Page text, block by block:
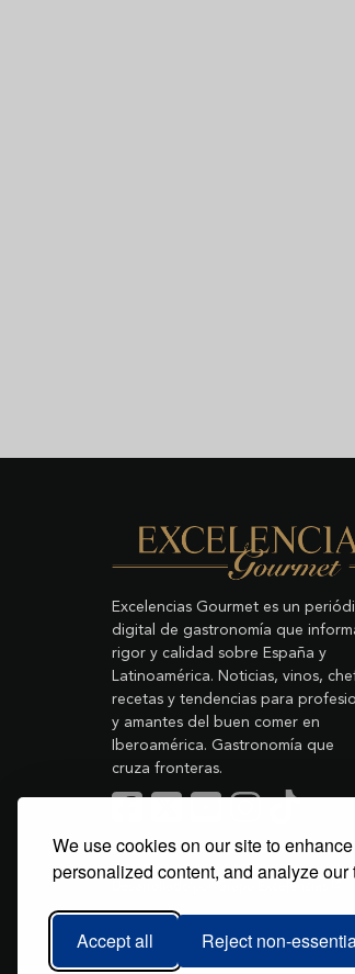
We use cookies on our site to
personalized content, and analyze our
Accept all Reject non-
Excelencias Gourmet es un
digital de gastronomía que
rigor y calidad sobre España y
Latinoamérica. Noticias, vinos,
recetas y tendencias para
y amantes del buen comer en
Iberoamérica. Gastronomía que
cruza fronteras.
Copyright © 2011-2026 Excelencias
Todos los derechos reservados.
Grupo Excelencias